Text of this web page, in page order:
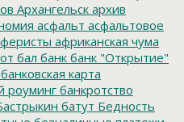
Архангельск архив
асфальт асфальтовое
африканская чума
бал банк банк "Открытие"
банковская карта
роуминг банкротство
батут Бедность